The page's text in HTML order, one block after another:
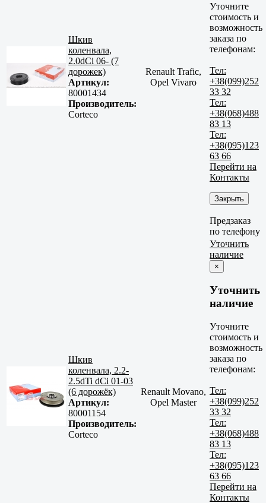
Шкив
коленвала,
2.0dCi 06- (7
дорожек)
Артикул:
80001434
Производитель:
Corteco
Renault Trafic,
Opel Vivaro
Уточните
стоимость и
возможность
заказа по
телефонам:
Тел:
+38(099)252
33 32
Тел:
+38(068)488
83 13
Тел:
+38(095)123
63 66
Перейти на
Контакты
Закрыть
Предзаказ
по телефону
Шкив
коленвала, 2.2-
2.5dTi dCi 01-03
(6 дорожёк)
Артикул:
80001154
Производитель:
Corteco
Renault Movano,
Opel Master
Уточнить
наличие
×
Уточнить
наличие
Уточните
стоимость и
возможность
заказа по
телефонам:
Тел:
+38(099)252
33 32
Тел:
+38(068)488
83 13
Тел:
+38(095)123
63 66
Перейти на
Контакты